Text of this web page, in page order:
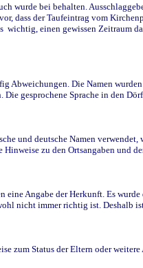
wurde bei behalten.
dass der Taufeintrag vom
wichtig, einen gewissen Zeitraum
Abweichungen. Die Namen
Die gesprochene Sprache in den
und deutsche Namen
zu den Ortsangaben und
Angabe der Herkunft. Es
nicht immer richtig ist. Deshalb
zum Status der Eltern oder